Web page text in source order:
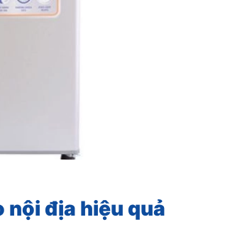
nội địa hiệu quả